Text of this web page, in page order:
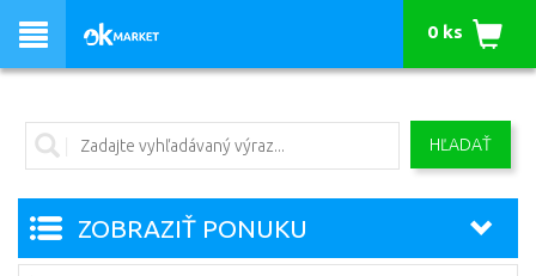
HĽADAŤ
0 ks
ZOBRAZIŤ PONUKU